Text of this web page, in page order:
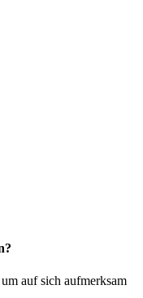
auf sich aufmerksam